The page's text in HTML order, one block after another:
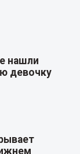
нашли
девочку